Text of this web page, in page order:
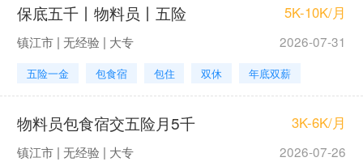
保底五千丨物料员丨五险 5K-10K/月
镇江市 | 无经验 | 大专 2026-07-31
五险一金 包食宿 包住 双休 年底双薪
物料员包食宿交五险月5千 3K-6K/月
镇江市 | 无经验 | 大专 2026-07-26